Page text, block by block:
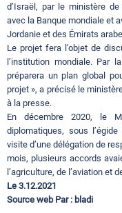
d’Israël, par le ministère
avec la Banque mondiale et
Jordanie et des Émirats
Le projet fera l’objet de
l’institution mondiale. Par
préparera un plan global
projet », a précisé le
à la presse.
En décembre 2020, le
diplomatiques, sous
visite d’une délégation de
mois, plusieurs accords
l’agriculture, de l’aviation et
Le 3.12.2021
Source web Par : bladi